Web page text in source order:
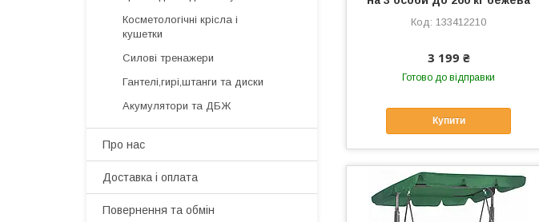
133412210
3 199 ₴
Готово до відправки
Купити
Косметологічні крісла і
кушетки
Силові тренажери
Гантелі,гирі,штанги та диски
Акумулятори та ДБЖ
Про нас
Доставка і оплата
Повернення та обмін